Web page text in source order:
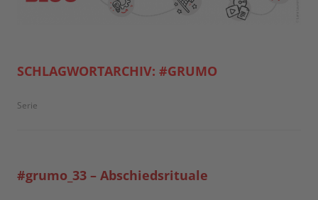
SCHLAGWORTARCHIV: #GRUMO
Serie
#grumo_33 – Abschiedsrituale